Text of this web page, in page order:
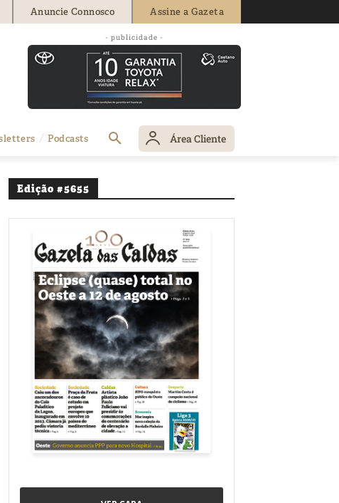
Anuncie Connosco Assine a Gazeta
- publicidade -
Podcasts Área Cliente
Edição #5655